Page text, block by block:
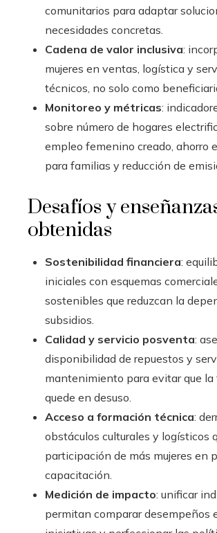
comunitarios para adaptar
necesidades concretas.
Cadena de valor inclusiva:
mujeres en ventas, logística y
técnicos, no solo como
Monitoreo y métricas:
sobre número de hogares
empleo femenino creado, ahorro
para familias y reducción de
Desafíos y
obtenidas
Sostenibilidad financiera:
iniciales con esquemas
sostenibles que reduzcan la
subsidios.
Calidad y servicio posventa:
disponibilidad de repuestos y
mantenimiento para evitar que
quede en desuso.
Acceso a formación técnica:
obstáculos culturales y logísticos
participación de más mujeres en
capacitación.
Medición de impacto: unificar
permitan comparar desempeños